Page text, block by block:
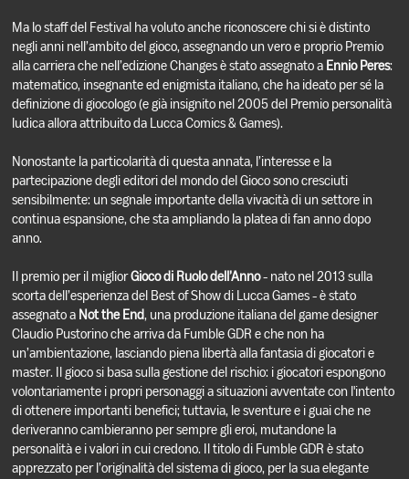
Ma lo staff del Festival ha voluto anche riconoscere chi si è distinto
negli anni nell’ambito del gioco, assegnando un vero e proprio Premio
alla carriera che nell’edizione Changes è stato assegnato a Ennio Peres:
matematico, insegnante ed enigmista italiano, che ha ideato per sé la
definizione di giocologo (e già insignito nel 2005 del Premio personalità
ludica allora attribuito da Lucca Comics & Games).
Nonostante la particolarità di questa annata, l’interesse e la
partecipazione degli editori del mondo del Gioco sono cresciuti
sensibilmente: un segnale importante della vivacità di un settore in
continua espansione, che sta ampliando la platea di fan anno dopo
anno.
Il premio per il migliorGioco di Ruolo dell’Anno- nato nel 2013 sulla
scorta dell’esperienza del Best of Show di Lucca Games - è stato
assegnato a Not the End, una produzione italiana del game designer
Claudio Pustorino che arriva da Fumble GDR e che non ha
un’ambientazione, lasciando piena libertà alla fantasia di giocatori e
master. Il gioco si basa sulla gestione del rischio: i giocatori espongono
volontariamente i propri personaggi a situazioni avventate con l'intento
di ottenere importanti benefici; tuttavia, le sventure e i guai che ne
deriveranno cambieranno per sempre gli eroi, mutandone la
personalità e i valori in cui credono. Il titolo di Fumble GDR è stato
apprezzato per l’originalità del sistema di gioco, per la sua elegante